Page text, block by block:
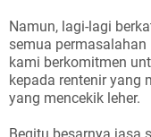
Namun, lagi-lagi
semua
kami berkomitmen
kepada rentenir yang
yang mencekik leher.